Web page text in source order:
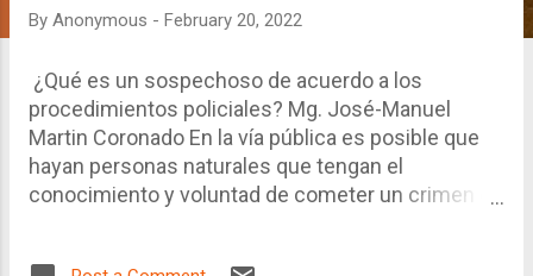
By Anonymous - February 20, 2022
¿Qué es un sospechoso de acuerdo a los
procedimientos policiales? Mg. José-Manuel
Martin Coronado En la vía pública es posible que
hayan personas naturales que tengan el
conocimiento y voluntad de cometer un crimen o